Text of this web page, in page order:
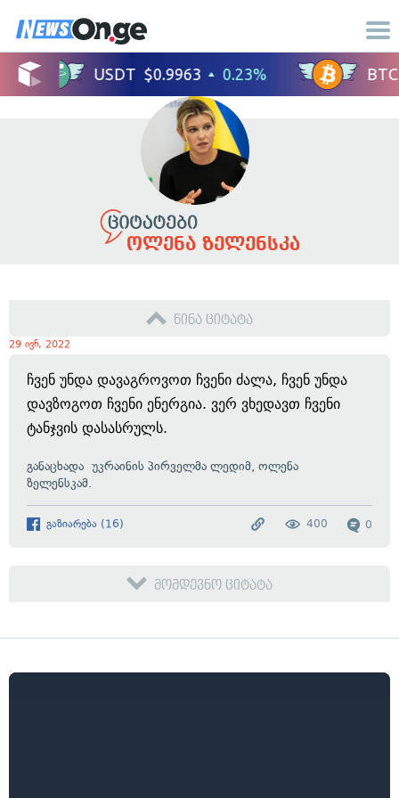
ოლენა ზელენსკა
წინა ციტატა
29 ივნ, 2022
ჩვენ უნდა დავაგროვოთ ჩვენი ძალა, ჩვენ უნდა
დავზოგოთ ჩვენი ენერგია. ვერ ვხედავთ ჩვენი
ტანჯვის დასასრულს.
განაცხადა უკრაინის პირველმა ლედიმ, ოლენა
ზელენსკამ.
გაზიარება (16) 0
400
მომდევნო ციტატა